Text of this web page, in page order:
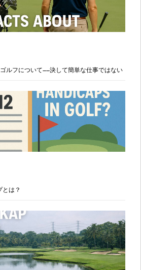
ルフについて——決して簡単な仕事ではない
は？